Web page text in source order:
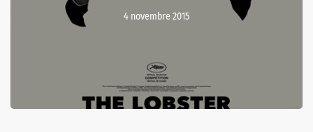
4 novembre 2015